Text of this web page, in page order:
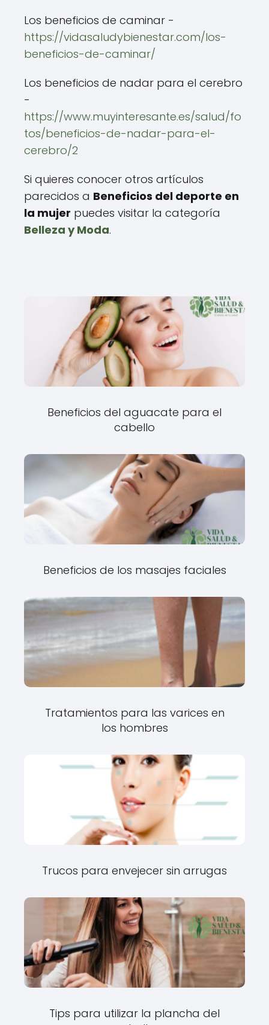
Los beneficios de caminar -
https://vidasaludybienestar.com/los-
beneficios-de-caminar/
Los beneficios de nadar para el cerebro
-
https://www.muyinteresante.es/salud/fo
tos/beneficios-de-nadar-para-el-
cerebro/2
Si quieres conocer otros artículos
parecidos a Beneficios del deporte en
la mujer puedes visitar la categoría
Belleza y Moda.
Beneficios del aguacate para el
cabello
Beneficios de los masajes faciales
Tratamientos para las varices en
los hombres
Trucos para envejecer sin arrugas
Tips para utilizar la plancha del